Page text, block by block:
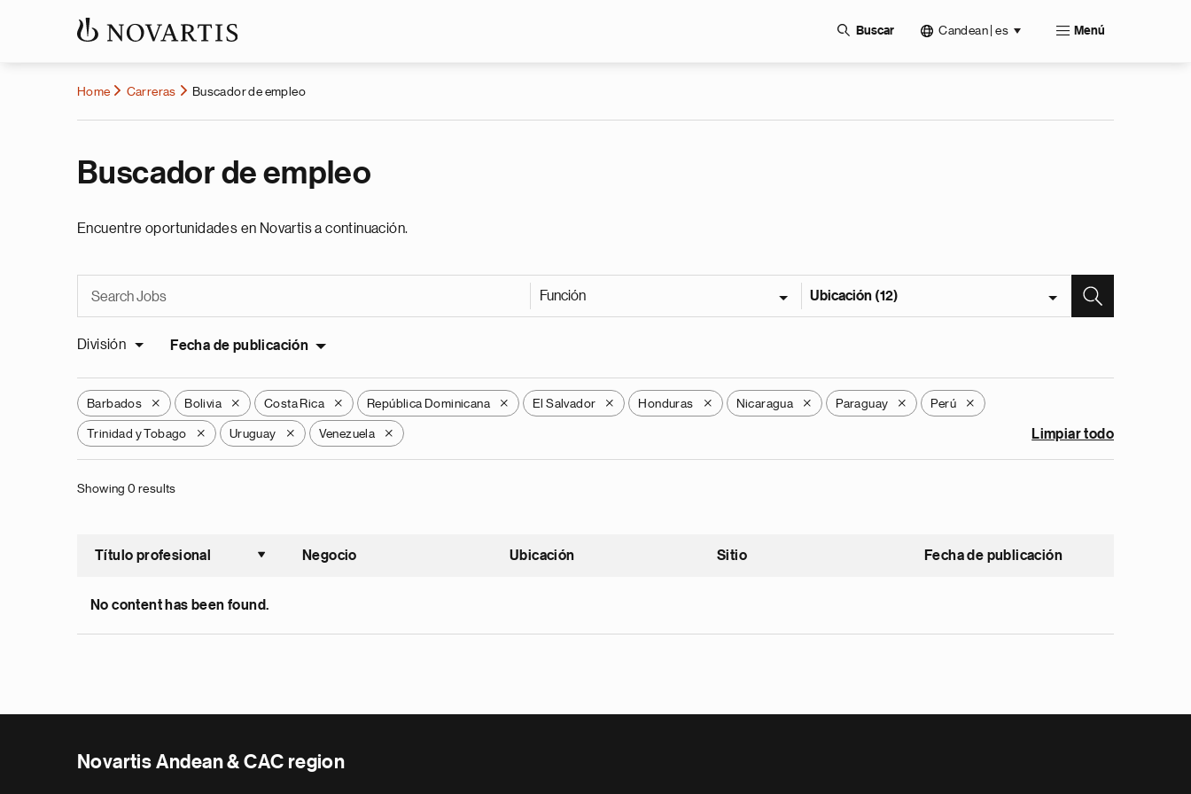
Buscar Candean | es Menú
Home Carreras Buscador de empleo
Buscador de empleo
Encuentre oportunidades en Novartis a continuación.
Función Ubicación (12)
División Fecha de publicación
Barbados X Bolivia X Costa Rica X República Dominicana X El Salvador X Honduras X Nicaragua X Paraguay X Perú X
Trinidad y Tobago X Uruguay X Venezuela X Limpiar todo
Showing 0 results
Título profesional
Ordenar ascendente
Negocio Ubicación Sitio Fecha de publicación
No content has been found.
Novartis Andean & CAC region